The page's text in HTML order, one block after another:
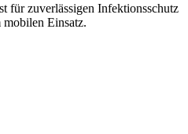
für zuverlässigen Infektionsschutz
Einsatz.